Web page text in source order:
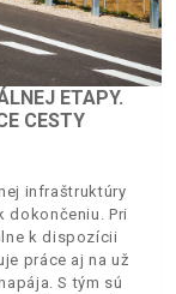
ETAPY.
CESTY
infraštruktúry
dokončeniu. Pri
k dispozícii
práce aj na už
S tým sú